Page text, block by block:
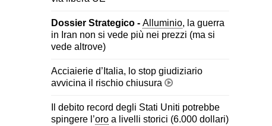
Dossier Strategico - Alluminio, la guerra
in Iran non si vede più nei prezzi (ma si
vede altrove)
Acciaierie d’Italia, lo stop giudiziario
avvicina il rischio chiusura
Il debito record degli Stati Uniti potrebbe
spingere l’oro a livelli storici (6.000 dollari)